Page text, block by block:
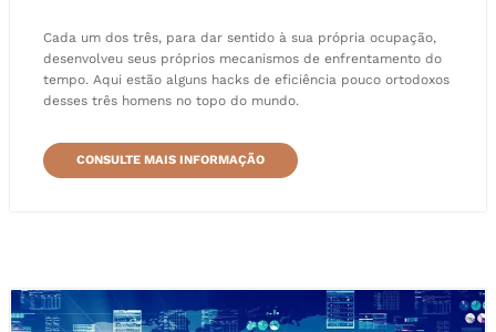
Cada um dos três, para dar sentido à sua própria ocupação,
desenvolveu seus próprios mecanismos de enfrentamento do
tempo. Aqui estão alguns hacks de eficiência pouco ortodoxos
desses três homens no topo do mundo.
CONSULTE MAIS INFORMAÇÃO